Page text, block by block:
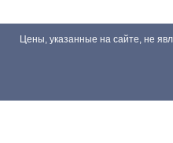
Цены, указанные на сайте, не